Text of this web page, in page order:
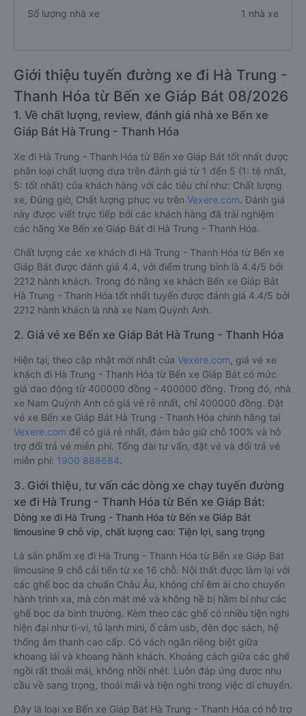
Số lượng nhà xe 1 nhà xe
Giới thiệu tuyến đường xe đi Hà Trung -
Thanh Hóa từ Bến xe Giáp Bát 08/2026
1. Về chất lượng, review, đánh giá nhà xe Bến xe
Giáp Bát Hà Trung - Thanh Hóa
Xe đi Hà Trung - Thanh Hóa từ Bến xe Giáp Bát tốt nhất được
phân loại chất lượng dựa trên đánh giá từ 1 đến 5 (1: tệ nhất,
5: tốt nhất) của khách hàng với các tiêu chí như: Chất lượng
xe, Đúng giờ, Chất lượng phục vụ trên Vexere.com. Đánh giá
này được viết trực tiếp bởi các khách hàng đã trải nghiệm
các hãng Xe Bến xe Giáp Bát đi Hà Trung - Thanh Hóa.
Chất lượng các xe khách đi Hà Trung - Thanh Hóa từ Bến xe
Giáp Bát được đánh giá 4.4, với điểm trung bình là 4.4/5 bởi
2212 hành khách. Trong đó hãng xe khách Bến xe Giáp Bát
Hà Trung - Thanh Hóa tốt nhất tuyến được đánh giá 4.4/5 bởi
2212 hành khách là nhà xe Nam Quỳnh Anh.
2. Giá vé xe Bến xe Giáp Bát Hà Trung - Thanh Hóa
Hiện tại, theo cập nhật mới nhất của Vexere.com , giá vé xe
khách đi Hà Trung - Thanh Hóa từ Bến xe Giáp Bát có mức
giá dao động từ 400000 đồng - 400000 đồng. Trong đó, nhà
xe Nam Quỳnh Anh có giá vé rẻ nhất, chỉ 400000 đồng. Đặt
vé xe Bến xe Giáp Bát Hà Trung - Thanh Hóa chính hãng tại
Vexere.com để có giá rẻ nhất, đảm bảo giữ chỗ 100% và hỗ
trợ đổi trả vé miễn phí. Tổng đài tư vấn, đặt vé và đổi trả vé
miễn phí: 1900 888684.
3. Giới thiệu, tư vấn các dòng xe chạy tuyến đường
xe đi Hà Trung - Thanh Hóa từ Bến xe Giáp Bát:
Dòng xe đi Hà Trung - Thanh Hóa từ Bến xe Giáp Bát
limousine 9 chỗ vip, chất lượng cao: Tiện lợi, sang trọng
Là sản phẩm xe đi Hà Trung - Thanh Hóa từ Bến xe Giáp Bát
limousine 9 chỗ cải tiến từ xe 16 chỗ. Nội thất được làm lại với
các ghế bọc da chuẩn Châu Âu, không chỉ êm ái cho chuyến
hành trình xa, mà còn mát mẻ và không hề bị hầm bí như các
ghế bọc da bình thường. Kèm theo các ghế có nhiều tiện nghi
hiện đại như ti-vi, tủ lạnh mini, ổ cắm usb, đèn đọc sách, hệ
thống âm thanh cao cấp. Có vách ngăn riêng biệt giữa
khoang lái và khoang hành khách. Khoảng cách giữa các ghế
ngồi rất thoải mái, không nhồi nhét. Luôn đáp ứng được nhu
cầu về sang trọng, thoải mái và tiện nghi trong việc di chuyển.
Đây là loại xe Bến xe Giáp Bát Hà Trung - Thanh Hóa có hỗ trợ